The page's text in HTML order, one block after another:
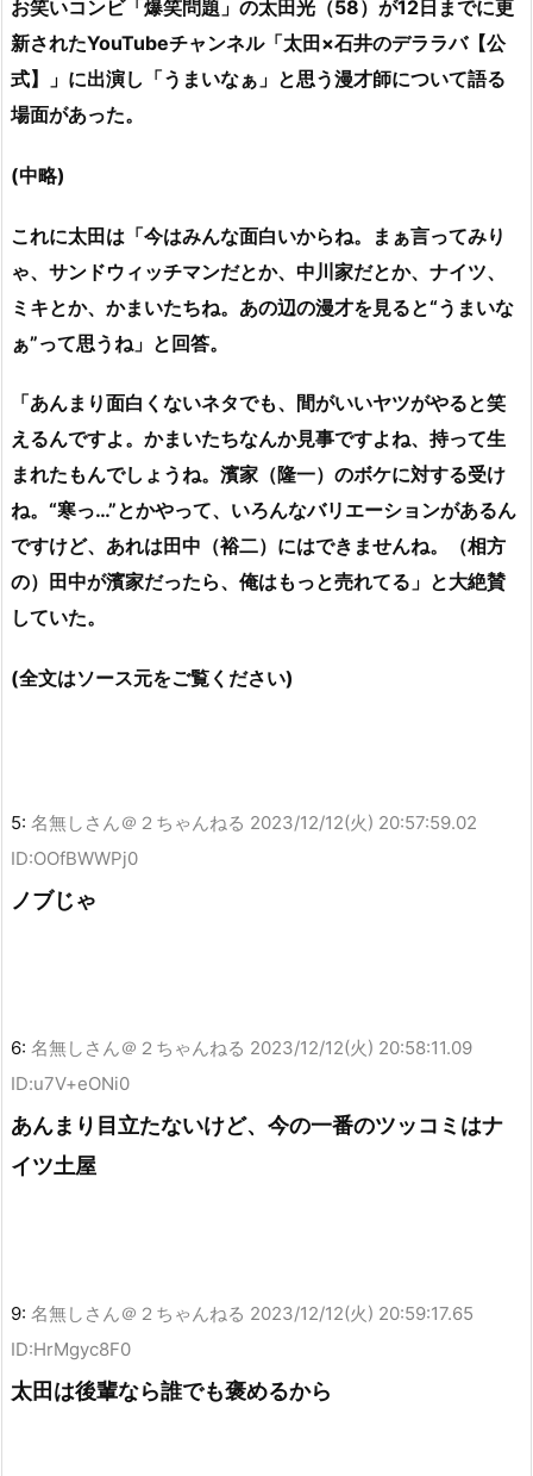
お笑いコンビ「爆笑問題」の太田光（58）が12日までに更
新されたYouTubeチャンネル「太田×石井のデララバ【公
式】」に出演し「うまいなぁ」と思う漫才師について語る
場面があった。
(中略)
これに太田は「今はみんな面白いからね。まぁ言ってみり
ゃ、サンドウィッチマンだとか、中川家だとか、ナイツ、
ミキとか、かまいたちね。あの辺の漫才を見ると“うまいな
ぁ”って思うね」と回答。
「あんまり面白くないネタでも、間がいいヤツがやると笑
えるんですよ。かまいたちなんか見事ですよね、持って生
まれたもんでしょうね。濱家（隆一）のボケに対する受け
ね。“寒っ…”とかやって、いろんなバリエーションがあるん
ですけど、あれは田中（裕二）にはできませんね。（相方
の）田中が濱家だったら、俺はもっと売れてる」と大絶賛
していた。
(全文はソース元をご覧ください)
5: 名無しさん＠２ちゃんねる 2023/12/12(火) 20:57:59.02
ID:OOfBWWPj0
ノブじゃ
6: 名無しさん＠２ちゃんねる 2023/12/12(火) 20:58:11.09
ID:u7V+eONi0
あんまり目立たないけど、今の一番のツッコミはナ
イツ土屋
9: 名無しさん＠２ちゃんねる 2023/12/12(火) 20:59:17.65
ID:HrMgyc8F0
太田は後輩なら誰でも褒めるから